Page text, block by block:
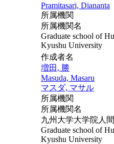
Pramitasari, Diananta
所属機関
所属機関名
Graduate school of
Kyushu University
作成者名
増田, 勝
Masuda, Masaru
マスダ, マサル
所属機関
所属機関名
九州大学大学院人
Graduate school of
Kyushu University